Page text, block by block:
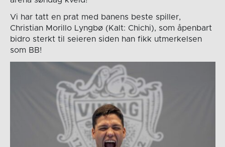
Vi har tatt en prat med banens beste spiller,
Christian Morillo Lyngbø (Kalt: Chichi), som åpenbart
bidro sterkt til seieren siden han fikk utmerkelsen
som BB!